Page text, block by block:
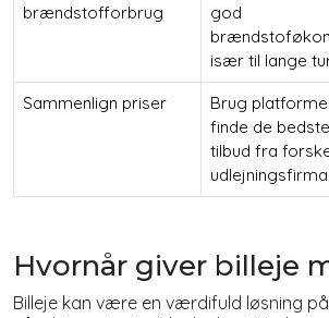
brændstofforbrug
god
især til lange
Sammenlign priser
Brug
finde de bedste
tilbud fra
Hvornår giver billeje
Billeje kan være en værdifuld løsning